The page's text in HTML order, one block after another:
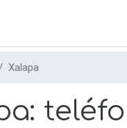
Xalapa